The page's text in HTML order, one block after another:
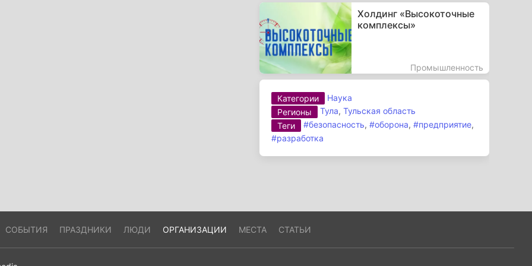
Холдинг «Высокоточные
комплексы»
Промышленность
Категории
Наука
Регионы
Тула,Тульская область
Теги
#безопасность,#оборона,#предприятие,
#разработка
СОБЫТИЯ ПРАЗДНИКИ ЛЮДИ ОРГАНИЗАЦИИ МЕСТА СТАТЬИ